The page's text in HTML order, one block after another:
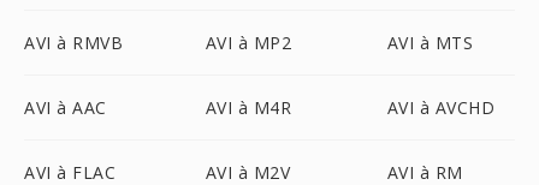
AVI à RMVB AVI à MP2 AVI à MTS
AVI à AAC AVI à M4R AVI à AVCHD
AVI à FLAC AVI à M2V AVI à RM